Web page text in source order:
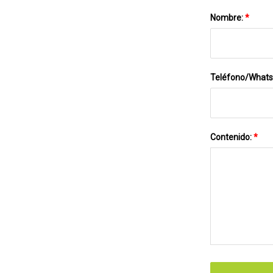
Nombre:*
Teléfono/
Contenido:*